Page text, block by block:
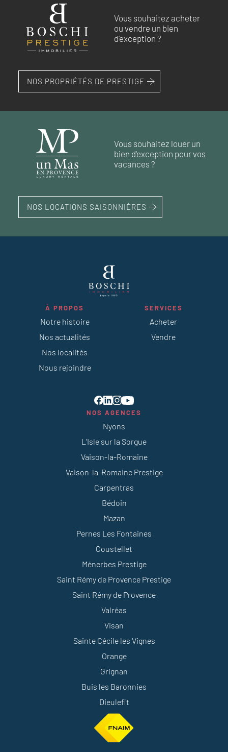
Vous souhaitez acheter
ou vendre un bien
d'exception ?
NOS PROPRIÉTÉS DE PRESTIGE
Vous souhaitez louer un
bien d'exception pour vos
vacances ?
NOS LOCATIONS SAISONNIÈRES
À PROPOS
Notre histoire
Nos actualités
Nos localités
Nous rejoindre
SERVICES
Acheter
Vendre
NOS AGENCES
Nyons
L’Isle sur la Sorgue
Vaison-la-Romaine
Vaison-la-Romaine Prestige
Carpentras
Bédoin
Mazan
Pernes Les Fontaines
Coustellet
Ménerbes Prestige
Saint Rémy de Provence Prestige
Saint Rémy de Provence
Valréas
Visan
Sainte Cécile les Vignes
Orange
Grignan
Buis les Baronnies
Dieulefit